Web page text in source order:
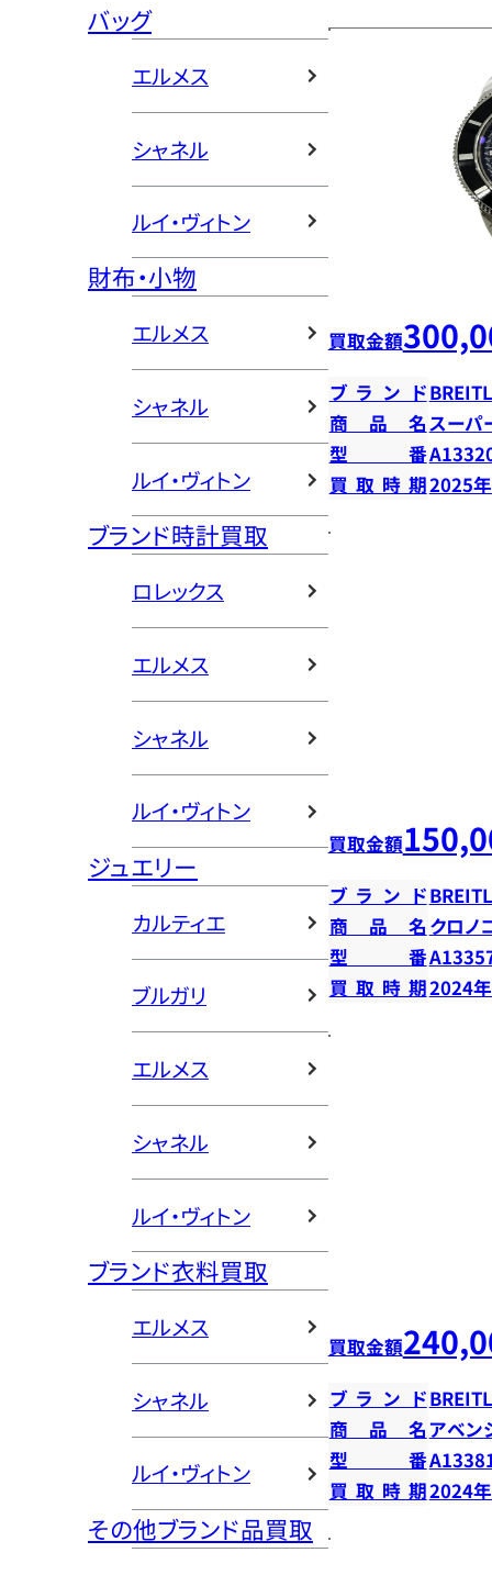
バッグ
エルメス
シャネル
ルイ・ヴィトン
財布・小物
エルメス
シャネル
ルイ・ヴィトン
ブランド時計買取
ロレックス
エルメス
シャネル
ルイ・ヴィトン
ジュエリー
カルティエ
ブルガリ
エルメス
シャネル
ルイ・ヴィトン
ブランド衣料買取
エルメス
シャネル
ルイ・ヴィトン
その他ブランド品買取
買取金額
ブランド
商品名スーパ
型番
買取時期2025
買取金額
ブランド
商品名 クロノ
型番
買取時期2024
買取金額
ブランド
商品名アベン
型番
買取時期2024